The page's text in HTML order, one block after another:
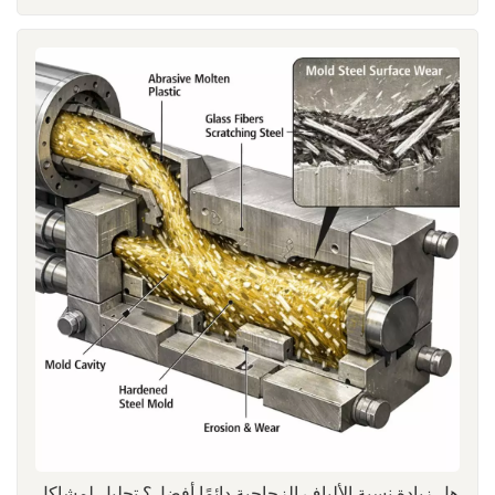
يُجرى الاختبار على عينات موحدة ذات سماكة واتجاه وظروف اشتعال
مضبوطة بدقة. مع ذلك، غالبًا ما تتميز الأجزاء المصبوبة الفعلية
بأشكال هندسية معقدة تشمل أضلاعًا وجدرانًا رقيقة وحشوات
وخطوط لحام متعددة الاتجاهات. عندما يقل الحد الأدنى لسماكة جدار
أحد المكونات عن السماكة المستخدمة في شهادة UL94، تتغير فعالية
نظام مقاومة اللهب بشكل جذري. قد لا تتطور طبقة الفحم الواقية
المتكونة أثناء الاحتراق بشكل مستمر، مما يؤدي إلى احتراق سريع
في الأجزاء الرقيقة الموضعية. هذه الظاهرة شائعة بشكل خاص في
أغلفة المرحلات ودعامات الأطراف ومكونات الموصلات.من منظور
المواد، فإن تصنيف UL94 للنايلون المقاوم للهب ليس خاصية جوهرية،
بل نتيجة التفاعلات بين نظام مثبط اللهب، والبوليمر الأساسي،
ومحتوى الحشو، وتاريخ المعالجة. في الأنظمة القائمة على مادة
طبقة فحم كثيفة أثناء الاحتراق. وتتأثر هذه العملية بشدة بمحتوى